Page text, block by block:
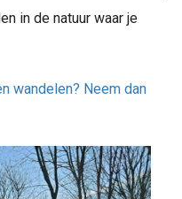
in de natuur waar je
wandelen? Neem dan